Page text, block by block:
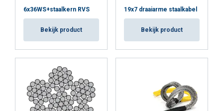
6x36WS+staalkern RVS
Bekijk product
19x7 draaiarme staalkabel
Bekijk product